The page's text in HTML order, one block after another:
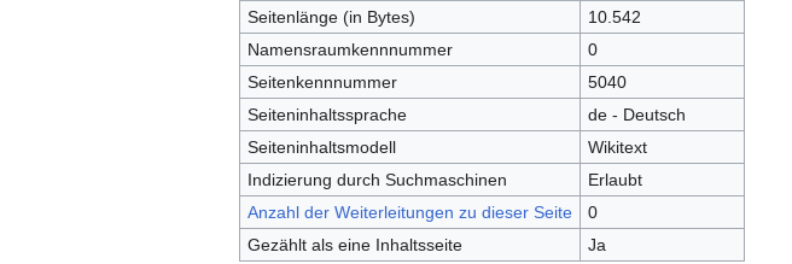
Seitenlänge (in Bytes)
10.542
Namensraumkennnummer
0
Seitenkennnummer
5040
Seiteninhaltssprache
de - Deutsch
Seiteninhaltsmodell
Wikitext
Indizierung durch Suchmaschinen
Erlaubt
Anzahl der Weiterleitungen zu dieser Seite
0
Gezählt als eine Inhaltsseite
Ja